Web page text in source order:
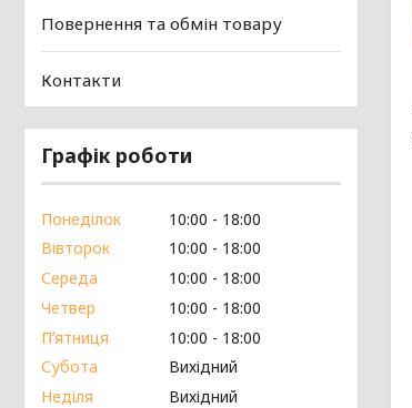
Повернення та обмін товару
Контакти
Графік роботи
Понеділок 10:00
18:00
Вівторок
10:00
18:00
Середа
10:00
18:00
Четвер
10:00
18:00
Пʼятниця
10:00
18:00
Субота
Вихідний
Неділя
Вихідний